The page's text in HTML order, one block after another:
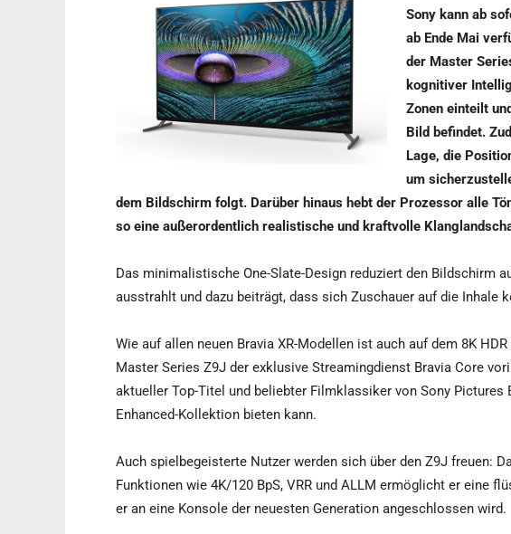
Sony kann ab
ab Ende Mai
der Master
kognitiver
Zonen einteilt
Bild befindet.
Lage, die
um
dem Bildschirm folgt. Darüber hinaus hebt der Prozessor alle
so eine außerordentlich realistische und kraftvolle
Das minimalistische One-Slate-Design reduziert den Bildschirm
ausstrahlt und dazu beiträgt, dass sich Zuschauer auf die Inhale
Wie auf allen neuen Bravia XR-Modellen ist auch auf dem 8K
Master Series Z9J der exklusive Streamingdienst Bravia Core
aktueller Top-Titel und beliebter Filmklassiker von Sony
Enhanced-Kollektion bieten kann.
Auch spielbegeisterte Nutzer werden sich über den Z9J freuen:
Funktionen wie 4K/120 BpS, VRR und ALLM ermöglicht er eine
er an eine Konsole der neuesten Generation angeschlossen wird.